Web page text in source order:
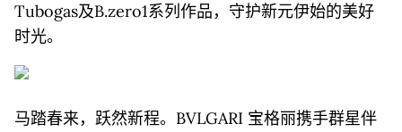
Tubogas及B.zero1系列作品，守护新元伊始的美好
时光。
马踏春来，跃然新程。BVLGARI 宝格丽携手群星伴